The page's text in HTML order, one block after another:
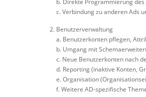
b. Direkte Programmierung des
c. Verbindung zu anderen Ads
Benutzerverwaltung
a. Benutzerkonten pflegen,
b. Umgang mit
c. Neue Benutzerkonten nach
d. Reporting (inaktive Konten,
e. Organisation
f. Weitere AD-spezifische